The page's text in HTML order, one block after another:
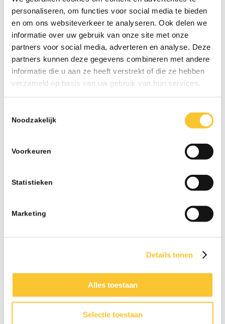
personaliseren, om functies voor social media te bieden
en om ons websiteverkeer te analyseren. Ook delen we
informatie over uw gebruik van onze site met onze
partners voor social media, adverteren en analyse. Deze
partners kunnen deze gegevens combineren met andere
informatie die u aan ze heeft verstrekt of die ze hebben
verzameld op basis van uw gebruik van hun services.
Noodzakelijk
Voorkeuren
Statistieken
Marketing
Details tonen
Alles toestaan
Selectie toestaan
Deze wijziging kan grote gevolgen hebben voor
de arbeidsrelatie met bestaande en/of nieuwe
werknemers.
Mocht je willen weten wat deze wetswijziging
concreet voor jullie bedrijf betekent, dan horen wij
dat graag.
Nieuwsbrief week 30 Subsidieregeling
ondersteuning inzet statushouders